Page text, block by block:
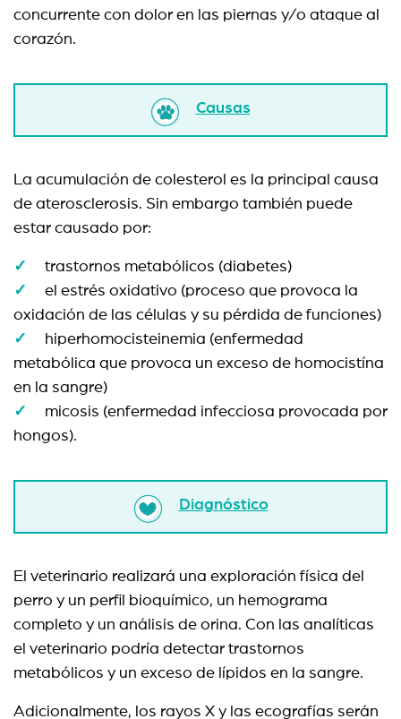
concurrente con dolor en las piernas y/o ataque al
corazón.
Causas
La acumulación de colesterol es la principal causa
de aterosclerosis. Sin embargo también puede
estar causado por:
trastornos metabólicos (diabetes)
el estrés oxidativo (proceso que provoca la
oxidación de las células y su pérdida de funciones)
hiperhomocisteinemia (enfermedad
metabólica que provoca un exceso de homocistína
en la sangre)
micosis (enfermedad infecciosa provocada por
hongos).
Diagnóstico
El veterinario realizará una exploración física del
perro y un perfil bioquímico, un hemograma
completo y un análisis de orina. Con las analíticas
el veterinario podría detectar trastornos
metabólicos y un exceso de lípidos en la sangre.
Adicionalmente, los rayos X y las ecografías serán